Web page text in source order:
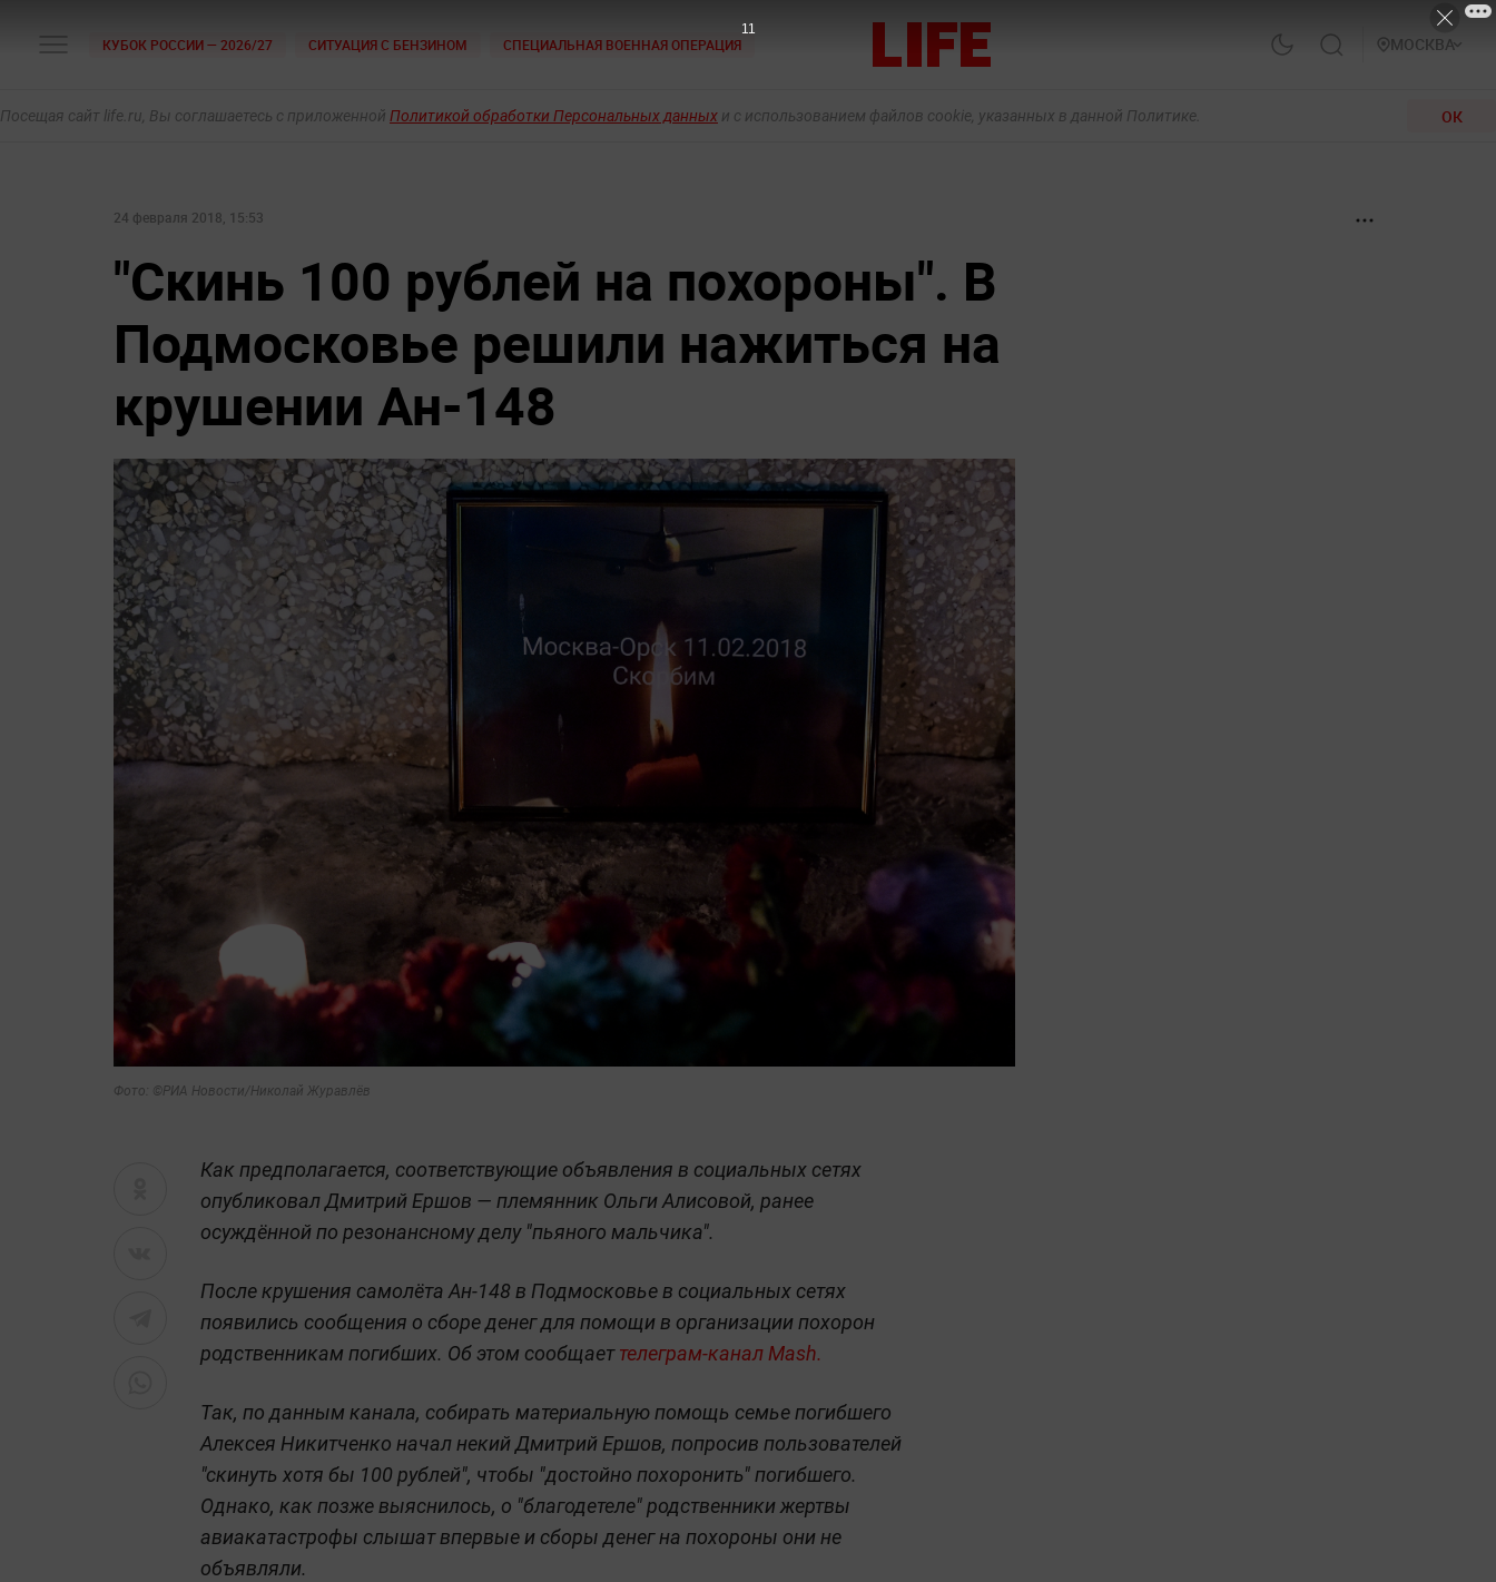
КУБОК РОССИИ — 2026/27 СИТУАЦИЯ С БЕНЗИНОМ СПЕЦИАЛЬНАЯ ВОЕННАЯ ОПЕРАЦИЯ МОСКВА
Посещая сайт life.ru, Вы соглашаетесь с приложенной Политикой обработки Персональных данных и с использованием файлов cookie, указанных в данной Политике. ОК
24 февраля 2018, 15:53
"Скинь 100 рублей на похороны". В
Подмосковье решили нажиться на
крушении Ан-148
Фото: ©РИА Новости/Николай Журавлёв
Как предполагается, соответствующие объявления в социальных сетях
опубликовал Дмитрий Ершов — племянник Ольги Алисовой, ранее
осуждённой по резонансному делу "пьяного мальчика".
После крушения самолёта Ан-148 в Подмосковье в социальных сетях
появились сообщения о сборе денег для помощи в организации похорон
родственникам погибших. Об этом сообщаеттелеграм-канал Mash.
Так, по данным канала, собирать материальную помощь семье погибшего
Алексея Никитченко начал некий Дмитрий Ершов, попросив пользователей
"скинуть хотя бы 100 рублей", чтобы "достойно похоронить" погибшего.
Однако, как позже выяснилось, о "благодетеле" родственники жертвы
авиакатастрофы слышат впервые и сборы денег на похороны они не
объявляли.
9